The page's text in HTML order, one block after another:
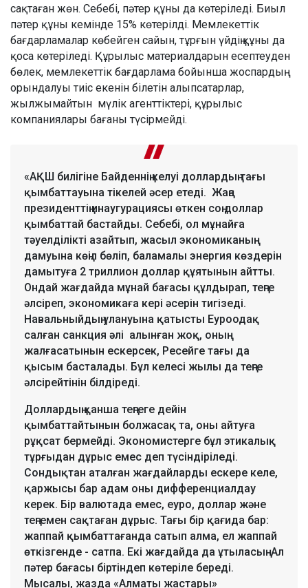
сақтаған жөн. Себебі, пәтер құны да көтеріледі. Биыл
пәтер құны кемінде 15% көтерілді. Мемлекеттік
бағдарламалар көбейген сайын, тұрғын үйдің құны да
қоса көтеріледі. Құрылыс материалдарын есептеуден
бөлек, мемлекеттік бағдарлама бойынша жоспардың
орындалуы тиіс екенін білетін алыпсатарлар,
жылжымайтын мүлік агенттіктері, құрылыс
компаниялары бағаны түсірмейді.
«АҚШ билігіне Байденнің келуі доллардың тағы
қымбаттауына тікелей әсер етеді. Жаңа
президенттің инаугурациясы өткен соң доллар
қымбаттай бастайды. Себебі, ол мұнайға
тәуелділікті азайтып, жасыл экономиканың
дамуына көңіл бөліп, баламалы энергия көздерін
дамытуға 2 триллион доллар құятынын айтты.
Ондай жағдайда мұнай бағасы құлдырап, теңге
әлсіреп, экономикаға кері әсерін тигізеді.
Навальныйдың улануына қатысты Еуроодақ
салған санкция әлі алынған жоқ, оның
жалғасатынын ескерсек, Ресейге тағы да
қысым басталады. Бұл келесі жылы да теңге
әлсірейтінін білдіреді.
Доллардың қанша теңгеге дейін
қымбаттайтынын болжасақ та, оны айтуға
рұқсат бермейді. Экономистерге бұл этикалық
тұрғыдан дұрыс емес деп түсіндіріледі.
Сондықтан аталған жағдайларды ескере келе,
қаржысы бар адам оны дифференциалдау
керек. Бір валютада емес, еуро, доллар және
теңгемен сақтаған дұрыс. Тағы бір қағида бар:
жаппай қымбаттағанда сатып алма, ел жаппай
өткізгенде - сатпа. Екі жағдайда да ұтыласың. Ал
пәтер бағасы біртіндеп көтеріле береді.
Мысалы, жазда «Алматы жастары»